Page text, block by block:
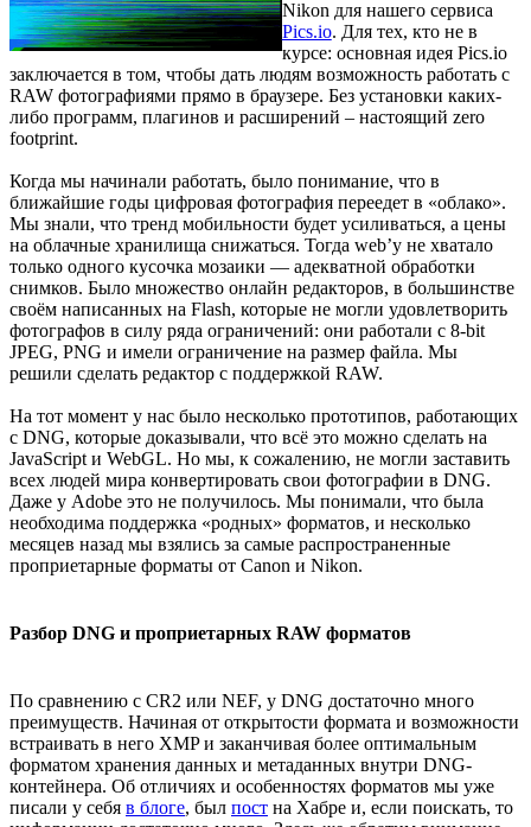
Nikon для нашего сервиса
Pics.io. Для тех, кто не в
курсе: основная идея Pics.io
заключается в том, чтобы дать людям возможность работать с
RAW фотографиями прямо в браузере. Без установки каких-
либо программ, плагинов и расширений – настоящий zero
footprint.
Когда мы начинали работать, было понимание, что в
ближайшие годы цифровая фотография переедет в «облако».
Мы знали, что тренд мобильности будет усиливаться, а цены
на облачные хранилища снижаться. Тогда web’у не хватало
только одного кусочка мозаики — адекватной обработки
снимков. Было множество онлайн редакторов, в большинстве
своём написанных на Flash, которые не могли удовлетворить
фотографов в силу ряда ограничений: они работали с 8-bit
JPEG, PNG и имели ограничение на размер файла. Мы
решили сделать редактор с поддержкой RAW.
На тот момент у нас было несколько прототипов, работающих
с DNG, которые доказывали, что всё это можно сделать на
JavaScript и WebGL. Но мы, к сожалению, не могли заставить
всех людей мира конвертировать свои фотографии в DNG.
Даже у Adobe это не получилось. Мы понимали, что была
необходима поддержка «родных» форматов, и несколько
месяцев назад мы взялись за самые распространенные
проприетарные форматы от Canon и Nikon.
Разбор DNG и проприетарных RAW форматов
По сравнению с CR2 или NEF, у DNG достаточно много
преимуществ. Начиная от открытости формата и возможности
встраивать в него XMP и заканчивая более оптимальным
форматом хранения данных и метаданных внутри DNG-
контейнера. Об отличиях и особенностях форматов мы уже
писали у себя в блоге, был пост на Хабре и, если поискать, то